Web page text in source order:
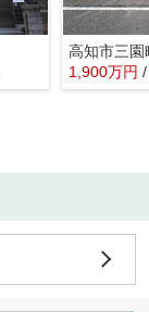
高知市三園
1,900万円